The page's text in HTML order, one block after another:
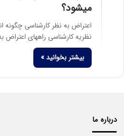
میشود؟
اعتراض به نظر کارشناسی چگونه
نظریه کارشناسی راههای اعتراض
بیشتر بخوانید »
درباره ما